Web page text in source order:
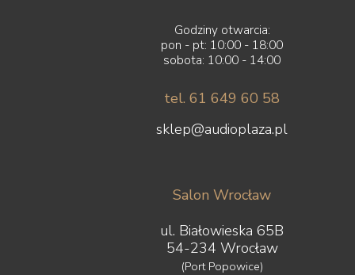
Godziny otwarcia:
pon - pt: 10:00 - 18:00
sobota: 10:00 - 14:00
tel. 61 649 60 58
sklep@audioplaza.pl
Salon Wrocław
ul. Białowieska 65B
54-234 Wrocław
(Port Popowice)